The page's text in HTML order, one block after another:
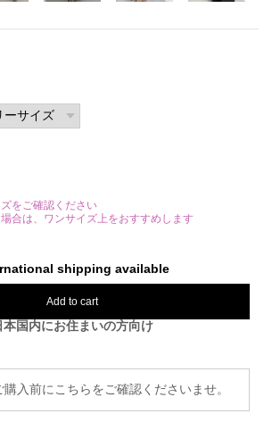
をご確認ください
合は、ワンサイズ上をおすすめします
shipping available
Add to cart
本国内にお住まいの方向け
入前にこちらをご確認くださいませ。